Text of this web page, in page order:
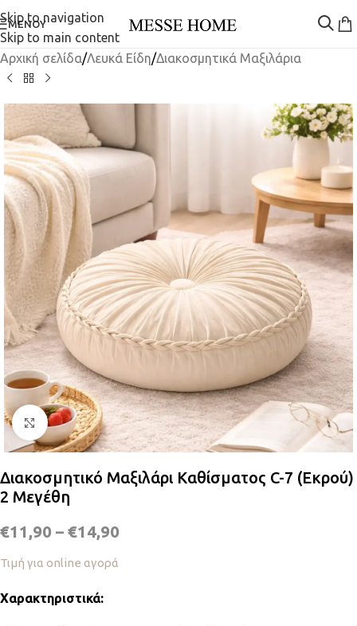
Skip to navigation
Skip to main content
ΜΕΝΟΎ
Αρχική σελίδα/Λευκά Είδη/Διακοσμητικά Μαξιλάρια
Κλικ για μεγέθυνση
Διακοσμητικό Μαξιλάρι Καθίσματος C-7 (Εκρού)
2 Μεγέθη
€11,90 – €14,90
Τιμή για online αγορά
Χαρακτηριστικά: